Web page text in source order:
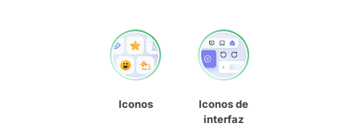
Iconos
Iconos de
interfaz